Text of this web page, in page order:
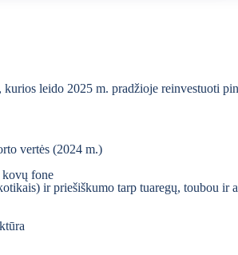
leido 2025 m. pradžioje reinvestuoti
vertės (2024 m.)
kovų fone
ir priešiškumo tarp tuaregų, toubou ir